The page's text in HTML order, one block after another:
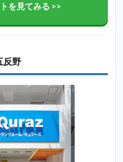
を見てみる >>
反野